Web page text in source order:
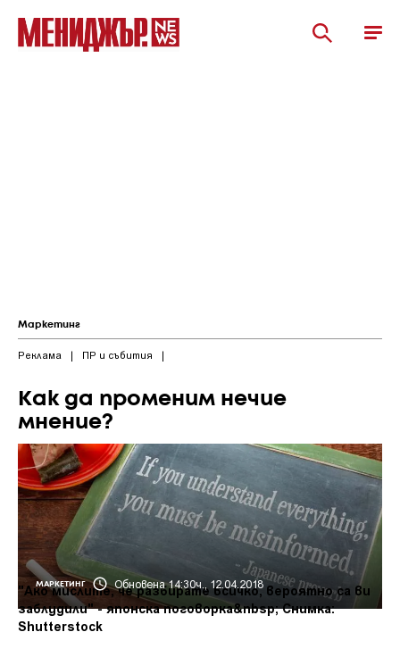
Маркетинг
Реклама | ПР и събития |
Как да променим нечие
мнение?
МАРКЕТИНГ Обновена 14:30ч., 12.04.2018
"Ако мислите, че разбирате всичко, вероятно са ви
заблудили" - японска поговорка&nbsp; Снимка:
Shutterstock